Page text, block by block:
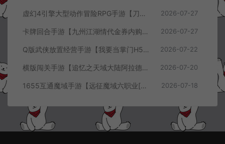
虚幻4引擎大型动作冒险RPG手游【刀锋战记2-邪恶回归】7月最新整理Linux手工服务端+全套前后端源码+管理后台+CDK授权后台+PC安卓苹果+详细搭建教程+视频教程 2026-07-27
卡牌回合手游【九州江湖情代金券内购版】7月最新整理Linux手工服务端+CDK授权后台+安卓苹果双端+详细搭建教程+视频教程 2026-07-27
Q版武侠放置经营手游【我要当掌门H5代金券内购版】7月最新整理Linux手工服务端+全套前后端源码+CDK授权后台+H5安卓苹果三端+详细搭建教程+视频教程 2026-07-22
横版闯关手游【追忆之天域大陆阿拉德[60帧]】7月最新整理Linux手工服务端+客户端源码+管理后台+GM授权后台+安卓苹果双端+详细搭建教程+视频教程 2026-07-20
1655互通魔域手游【远征魔域六职业[神75]】7月最新整理Win半手工服务端+攻略文档+GM工具+安卓+详细搭建教程+视频教程 2026-07-18